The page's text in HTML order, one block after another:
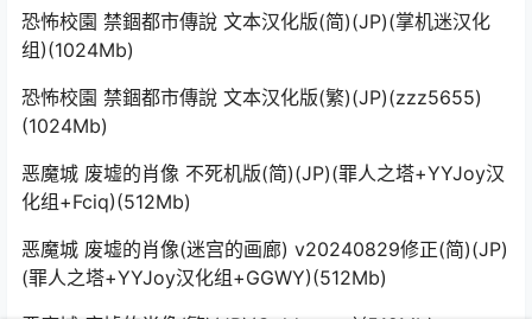
恐怖校園 禁錮都市傳說 文本汉化版(简)(JP)(掌机迷汉化
组)(1024Mb)
恐怖校園 禁錮都市傳說 文本汉化版(繁)(JP)(zzz5655)
(1024Mb)
恶魔城 废墟的肖像 不死机版(简)(JP)(罪人之塔+YYJoy汉
化组+Fciq)(512Mb)
恶魔城 废墟的肖像(迷宫的画廊) v20240829修正(简)(JP)
(罪人之塔+YYJoy汉化组+GGWY)(512Mb)